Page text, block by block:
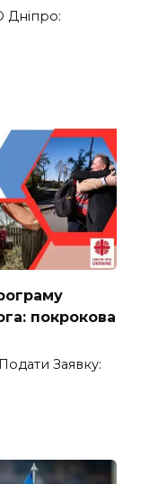
Дніпро:
покрокова
Заявку: